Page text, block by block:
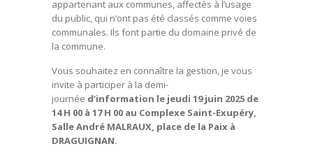
appartenant aux communes, affectés à l’usage
du public, qui n’ont pas été classés comme voies
communales. Ils font partie du domaine privé de
la commune.
Vous souhaitez en connaître la gestion, je vous
invite à participer à la demi-
journée d’information le jeudi 19 juin 2025 de
14 H 00 à 17 H 00 au Complexe Saint-Exupéry,
Salle André MALRAUX, place de la Paix à
DRAGUIGNAN.